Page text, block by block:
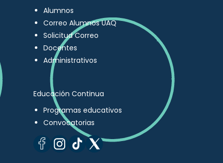
Alumnos
Correo Alumnos UAQ
Solicitud Correo
Docentes
Administrativos
Educación Continua
Programas educativos
Convocatorias